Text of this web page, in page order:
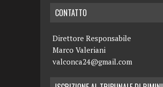
CONTATTO
Direttore Responsabile
Marco Valeriani
valconca24@gmail.com